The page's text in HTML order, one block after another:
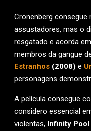
Cronenberg
assustadores, mas o
resgatado e acorda
membros da gangue
Estranhos (2008) e
personagens
A película consegue
considero essencial
violentas, Infinity Pool